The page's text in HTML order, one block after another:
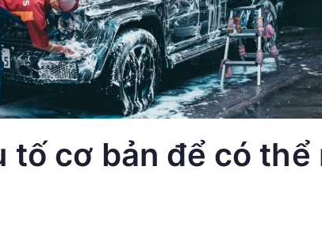
tố cơ bản để có thể